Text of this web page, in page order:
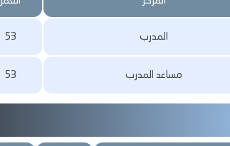
المدرب 53
مساعد المدرب 53